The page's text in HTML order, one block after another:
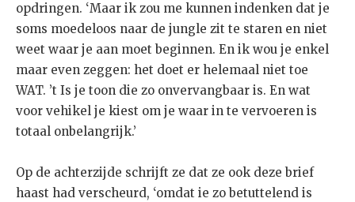
opdringen. ‘Maar ik zou me kunnen indenken dat je
soms moedeloos naar de jungle zit te staren en niet
weet waar je aan moet beginnen. En ik wou je enkel
maar even zeggen: het doet er helemaal niet toe
WAT. ’t Is je toon die zo onvervangbaar is. En wat
voor vehikel je kiest om je waar in te vervoeren is
totaal onbelangrijk.’
Op de achterzijde schrijft ze dat ze ook deze brief
haast had verscheurd, ‘omdat ie zo betuttelend is